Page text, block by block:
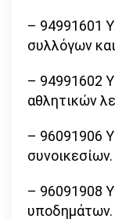
– 94991601
συλλόγων
– 94991602
αθλητικών
– 96091906
συνοικεσίων.
– 96091908
υποδημάτων.